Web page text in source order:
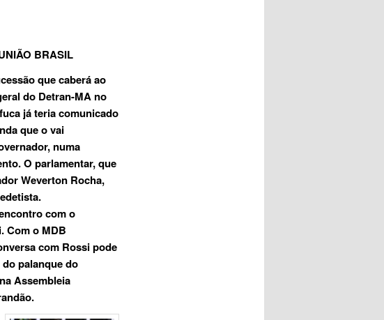
BRASIL
que caberá ao
do Detran-MA no
já teria comunicado
que o vai
numa
O parlamentar, que
Weverton Rocha,
com o
Com o MDB
com Rossi pode
palanque do
Assembleia